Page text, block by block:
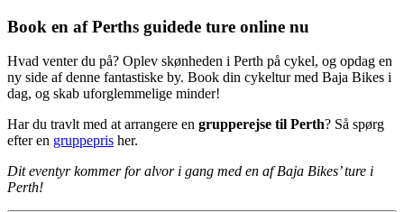
Book en af Perths guidede ture online nu
Hvad venter du på? Oplev skønheden i Perth på cykel, og opdag en
ny side af denne fantastiske by. Book din cykeltur med Baja Bikes i
dag, og skab uforglemmelige minder!
Har du travlt med at arrangere en grupperejse til Perth? Så spørg
efter en gruppepris her.
Dit eventyr kommer for alvor i gang med en af Baja Bikes’ ture i
Perth!